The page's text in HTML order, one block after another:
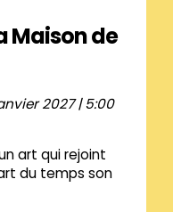
Maison de
2027 | 5:00
art qui rejoint
du temps son